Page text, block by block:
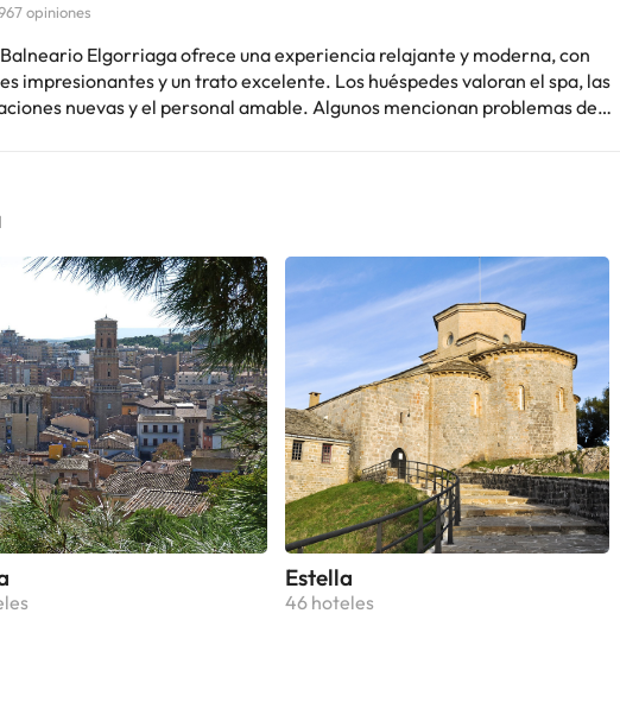
opiniones
Elgorriaga ofrece una experiencia relajante y moderna, con
impresionantes y un trato excelente. Los huéspedes valoran el spa, las
nuevas y el personal amable. Algunos mencionan problemas de
de algunas críticas en el servicio de hostelería, la mayoría destaca la
agradable y la calidad del balneario. Perfecto para relajarse y disfrutar
Estella
46 hoteles